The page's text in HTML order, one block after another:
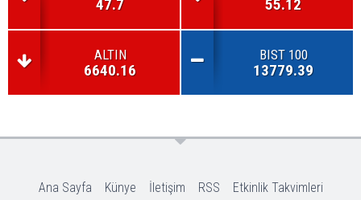
47.7 55.12
ALTIN
6640.16
BIST 100
13779.39
Ana Sayfa Künye İletişim RSS Etkinlik Takvimleri